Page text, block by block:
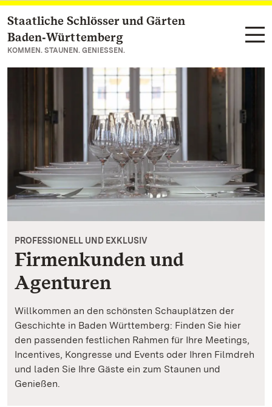
Zum Hauptinhalt springen
Staatliche Schlösser und Gärten
Baden‑Württemberg
KOMMEN. STAUNEN. GENIESSEN.
PROFESSIONELL UND EXKLUSIV
Firmenkunden und
Agenturen
Willkommen an den schönsten Schauplätzen der
Geschichte in Baden Württemberg: Finden Sie hier
den passenden festlichen Rahmen für Ihre Meetings,
Incentives, Kongresse und Events oder Ihren Filmdreh
und laden Sie Ihre Gäste ein zum Staunen und
Genießen.